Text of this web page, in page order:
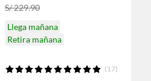
S/ 229.90
Llega mañana
Retira mañana
(17)